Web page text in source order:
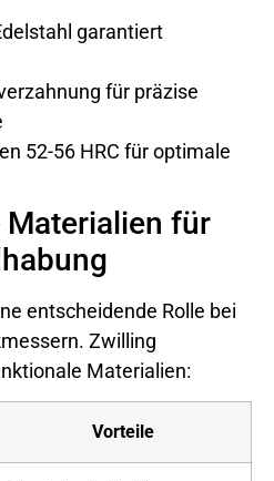
garantiert
für präzise
52-56 HRC für optimale
Materialien für
entscheidende Rolle bei
Zwilling
Materialien:
Vorteile